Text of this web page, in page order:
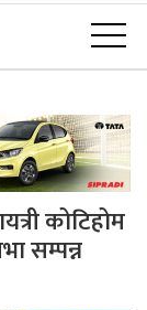
कोटिहोम
सम्पन्न